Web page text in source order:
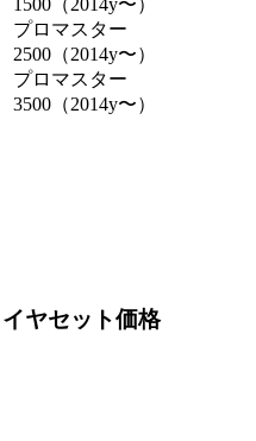
プロマスター
2500（2014y〜）
プロマスター
3500（2014y〜）
ヤセット価格